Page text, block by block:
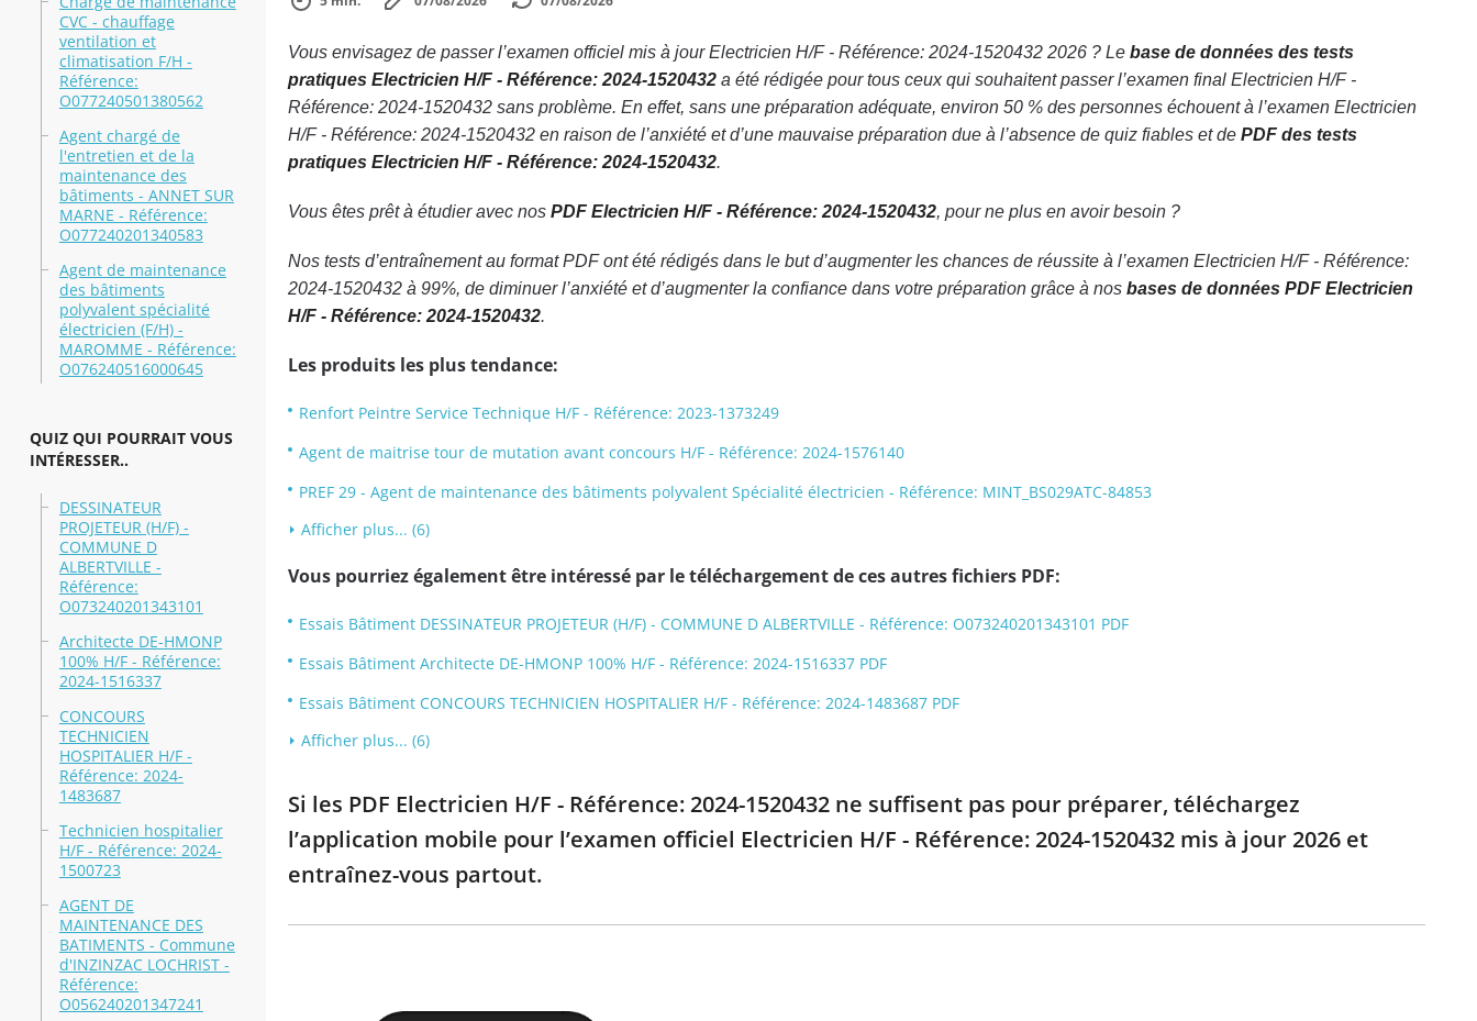
CVC - chauffage
ventilation et
climatisation F/H -
Référence:
O077240501380562
Agent chargé de
l'entretien et de la
maintenance des
bâtiments - ANNET SUR
MARNE - Référence:
O077240201340583
Agent de maintenance
des bâtiments
polyvalent spécialité
électricien (F/H) -
MAROMME - Référence:
O076240516000645
QUIZ QUI POURRAIT VOUS
INTÉRESSER..
DESSINATEUR
PROJETEUR (H/F) -
COMMUNE D
ALBERTVILLE -
Référence:
O073240201343101
Architecte DE-HMONP
100% H/F - Référence:
2024-1516337
CONCOURS
TECHNICIEN
HOSPITALIER H/F -
Référence: 2024-
1483687
Technicien hospitalier
H/F - Référence: 2024-
1500723
AGENT DE
MAINTENANCE DES
BATIMENTS - Commune
d'INZINZAC LOCHRIST -
Référence:
O056240201347241
Vous envisagez de passer l’examen officiel mis à jour Electricien H/F - Référence: 2024-1520432 2026 ? Le base de données des tests
pratiques Electricien H/F - Référence: 2024-1520432a été rédigée pour tous ceux qui souhaitent passer l’examen final Electricien H/F -
Référence: 2024-1520432 sans problème. En effet, sans une préparation adéquate, environ 50 % des personnes échouent à l’examen Electricien
H/F - Référence: 2024-1520432 en raison de l’anxiété et d’une mauvaise préparation due à l’absence de quiz fiables et de PDF des tests
pratiques Electricien H/F - Référence: 2024-1520432.
Vous êtes prêt à étudier avec nos PDF Electricien H/F - Référence: 2024-1520432, pour ne plus en avoir besoin ?
Nos tests d’entraînement au format PDF ont été rédigés dans le but d’augmenter les chances de réussite à l’examen Electricien H/F - Référence:
2024-1520432 à 99%, de diminuer l’anxiété et d’augmenter la confiance dans votre préparation grâce à nos bases de données PDF Electricien
H/F - Référence: 2024-1520432.
Les produits les plus tendance:
Renfort Peintre Service Technique H/F - Référence: 2023-1373249
Agent de maitrise tour de mutation avant concours H/F - Référence: 2024-1576140
PREF 29 - Agent de maintenance des bâtiments polyvalent Spécialité électricien - Référence: MINT_BS029ATC-84853
Afficher plus... (6)
Vous pourriez également être intéressé par le téléchargement de ces autres fichiers PDF:
Essais Bâtiment DESSINATEUR PROJETEUR (H/F) - COMMUNE D ALBERTVILLE - Référence: O073240201343101 PDF
Essais Bâtiment Architecte DE-HMONP 100% H/F - Référence: 2024-1516337 PDF
Essais Bâtiment CONCOURS TECHNICIEN HOSPITALIER H/F - Référence: 2024-1483687 PDF
Afficher plus... (6)
Si les PDF Electricien H/F - Référence: 2024-1520432 ne suffisent pas pour préparer, téléchargez
l’application mobile pour l’examen officiel Electricien H/F - Référence: 2024-1520432 mis à jour 2026 et
entraînez-vous partout.